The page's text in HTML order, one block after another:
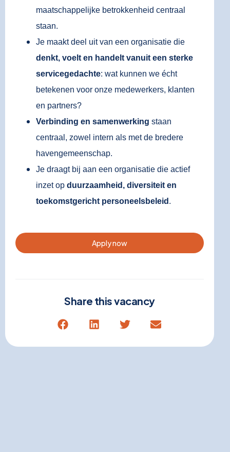
maatschappelijke betrokkenheid centraal
staan.
Je maakt deel uit van een organisatie die
denkt, voelt en handelt vanuit een sterke
servicegedachte: wat kunnen we écht
betekenen voor onze medewerkers, klanten
en partners?
Verbinding en samenwerking staan
centraal, zowel intern als met de bredere
havengemeenschap.
Je draagt bij aan een organisatie die actief
inzet op duurzaamheid, diversiteit en
toekomstgericht personeelsbeleid .
Apply now
Share this vacancy